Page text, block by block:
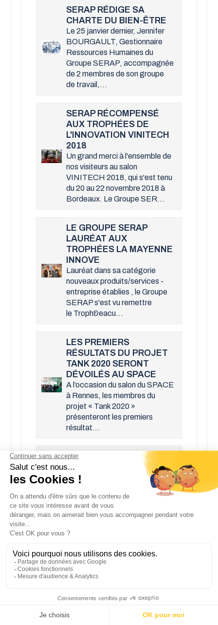
SERAP RÉDIGE SA
CHARTE DU BIEN-ÊTRE
Le 25 janvier dernier, Jennifer
BOURGAULT, Gestionnaire
Ressources Humaines du
Groupe SERAP, accompagnée
de 2 membres de son groupe
de travail,...
SERAP RÉCOMPENSÉ
AUX TROPHÉES DE
L'INNOVATION VINITECH
2018
Un grand merci à l'ensemble de
nos visiteurs au salon
VINITECH 2018, qui s'est tenu
du 20 au 22 novembre 2018 à
Bordeaux. Le Groupe SER...
LE GROUPE SERAP
LAURÉAT AUX
TROPHÉES LA MAYENNE
INNOVE
Lauréat dans sa catégorie
nouveaux produits/services -
entreprise établies , le Groupe
SERAP s'est vu remettre
le Troph&eacu...
LES PREMIERS
RÉSULTATS DU PROJET
TANK 2020 SERONT
DÉVOILÉS AU SPACE
A l’occasion du salon du SPACE
à Rennes, les membres du
projet « Tank 2020 »
présenteront les premiers
résultat...
SERAP EXPOSE SUR LES
SALONS AGRICOLES EN
2018
Dès la rentrée de septembre
2018, rencontrez l’équipe
commerciale du groupe
SERAP sur les salons
professionnels d&eac...
LE GROUPE SERAP
REÇOIT
L'AMBASSADEUR DU
Le 17 mai dernier, le groupe
SERAP recevait